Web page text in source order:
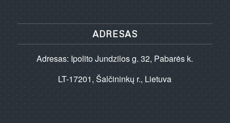
ADRESAS
Adresas: Ipolito Jundzilos g. 32, Pabarės k.
LT-17201, Šalčininkų r., Lietuva